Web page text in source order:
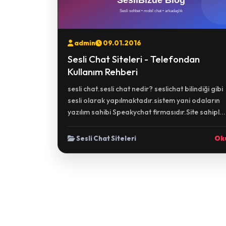
admin 09.01.2016
Sesli Chat Siteleri - Telefondan
Kullanım Rehberi
sesli chat.sesli chat nedir? seslichat bilindiği gibi
sesli olarak yapılmaktadır.sistem yani odaların
yazılım sahibi Speakychat firmasıdır.Site sahipl...
Sesli Chat Siteleri